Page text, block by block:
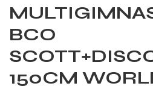
BCO
150CM